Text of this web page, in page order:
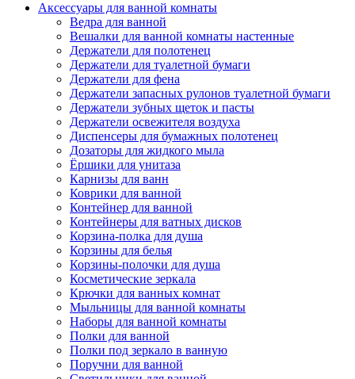
Аксессуары для ванной комнаты
Ведра для ванной
Вешалки для ванной комнаты настенные
Держатели для полотенец
Держатели для туалетной бумаги
Держатели для фена
Держатели запасных рулонов туалетной бумаги
Держатели зубных щеток и пасты
Держатели освежителя воздуха
Диспенсеры для бумажных полотенец
Дозаторы для жидкого мыла
Ёршики для унитаза
Карнизы для ванн
Коврики для ванной
Контейнер для ванной
Контейнеры для ватных дисков
Корзина-полка для душа
Корзины для белья
Корзины-полочки для душа
Косметические зеркала
Крючки для ванных комнат
Мыльницы для ванной комнаты
Наборы для ванной комнаты
Полки для ванной
Полки под зеркало в ванную
Поручни для ванной